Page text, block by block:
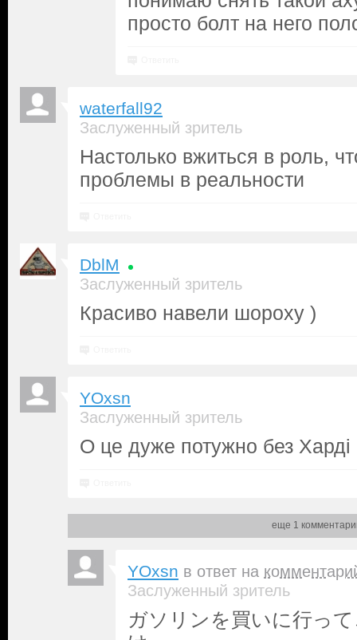
просто болт на него
waterfall92
Заслуженный зритель
Настолько вжиться в роль,
проблемы в реальности
DblM
Заслуженный зритель
Красиво навели шороху )
YOxsn
Заслуженный зритель
О це дуже потужно без Харді
еще 1
YOxsn в ответ на
Заслуженный зритель
ガソリンを買いに行っ